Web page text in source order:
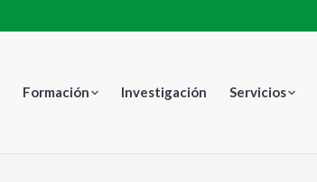
Formación Investigación Servicios